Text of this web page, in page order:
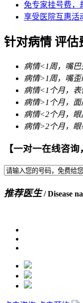
免专家挂号费，
享受医院互惠活
针对病情 评估
病情<1周，嘴巴
病情>1周，嘴歪
病情<1个月，
病情>1个月，
病情<2个月，
病情>2个月，
【一对一在线咨
推荐医生/ Disease